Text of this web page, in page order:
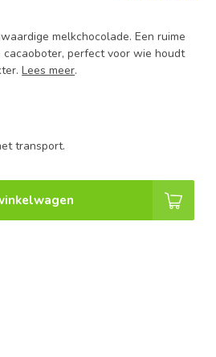
melkchocolade. Een ruime
perfect voor wie houdt
Lees meer.
transport.